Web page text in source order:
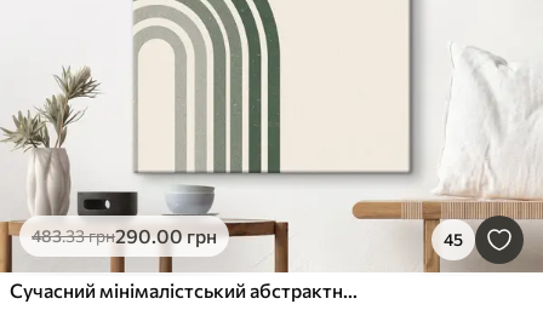
483.33грн290.00грн 45
Сучасний мінімалістський абстрактний стиль бохо